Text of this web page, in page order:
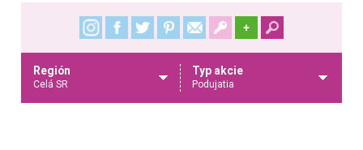
+
Región
Celá SR
Typ akcie
Podujatia